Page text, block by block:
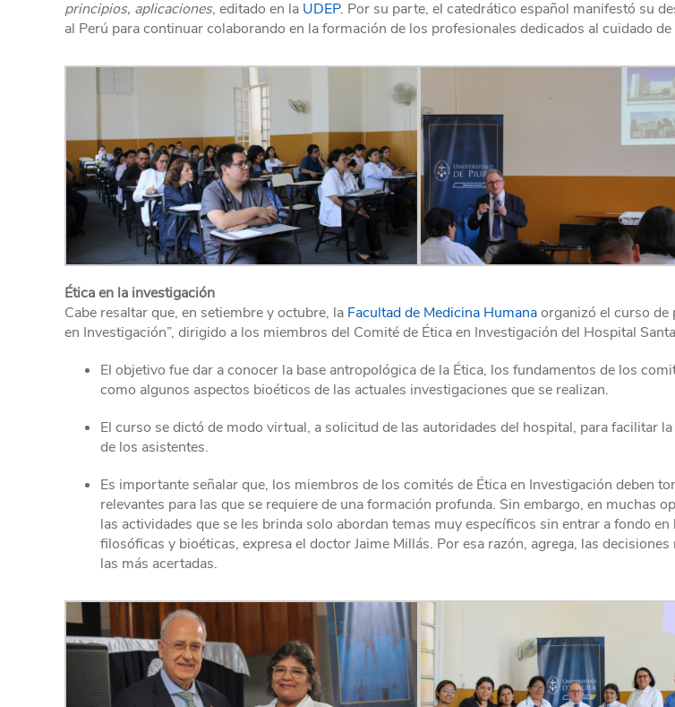
principios, aplicaciones, editado en la UDEP. Por su parte, el catedrático español manifestó su
al Perú para continuar colaborando en la formación de los profesionales dedicados al cuidado
Ética en la investigación
Cabe resaltar que, en setiembre y octubre, la Facultad de Medicina Humanaorganizó el curso de
en Investigación”, dirigido a los miembros del Comité de Ética en Investigación del Hospital
El objetivo fue dar a conocer la base antropológica de la Ética, los fundamentos de los
como algunos aspectos bioéticos de las actuales investigaciones que se realizan.
El curso se dictó de modo virtual, a solicitud de las autoridades del hospital, para facilitar
de los asistentes.
Es importante señalar que, los miembros de los comités de Ética en Investigación deben
relevantes para las que se requiere de una formación profunda. Sin embargo, en muchas
las actividades que se les brinda solo abordan temas muy específicos sin entrar a fondo en
filosóficas y bioéticas, expresa el doctor Jaime Millás. Por esa razón, agrega, las
las más acertadas.